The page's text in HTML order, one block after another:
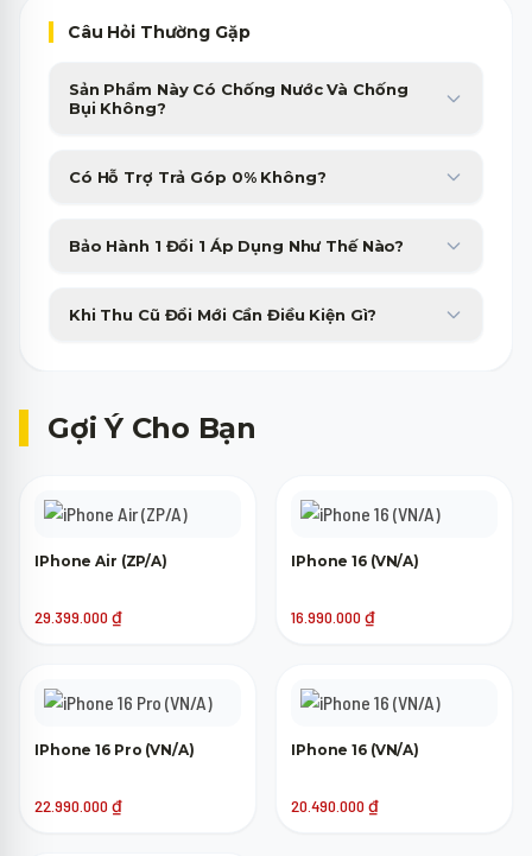
Câu Hỏi Thường Gặp
Sản Phẩm Này Có Chống Nước Và Chống
Bụi Không?
Sản phẩm được trang bị chuẩn chống nước, chống bụi cao cấp,
giúp bạn yên tâm sử dụng trong nhiều điều kiện thời tiết.
Có Hỗ Trợ Trả Góp 0% Không?
Minh Phát Mobile hỗ trợ trả góp 0% qua thẻ tín dụng và các
công ty tài chính với thủ tục duyệt nhanh gọn trong 15 phút.
Bảo Hành 1 Đổi 1 Áp Dụng Như Thế Nào?
Sản phẩm bị lỗi phần cứng từ nhà sản xuất sẽ được đổi máy mới
tương đương trong 30 ngày đầu tiên không tốn phí.
Khi Thu Cũ Đổi Mới Cần Điều Kiện Gì?
Gợi Ý Cho Bạn
IPhone Air (ZP/A)
29.399.000 ₫
IPhone 16 (VN/A)
16.990.000 ₫
IPhone 16 Pro (VN/A)
22.990.000 ₫
IPhone 16 (VN/A)
20.490.000 ₫